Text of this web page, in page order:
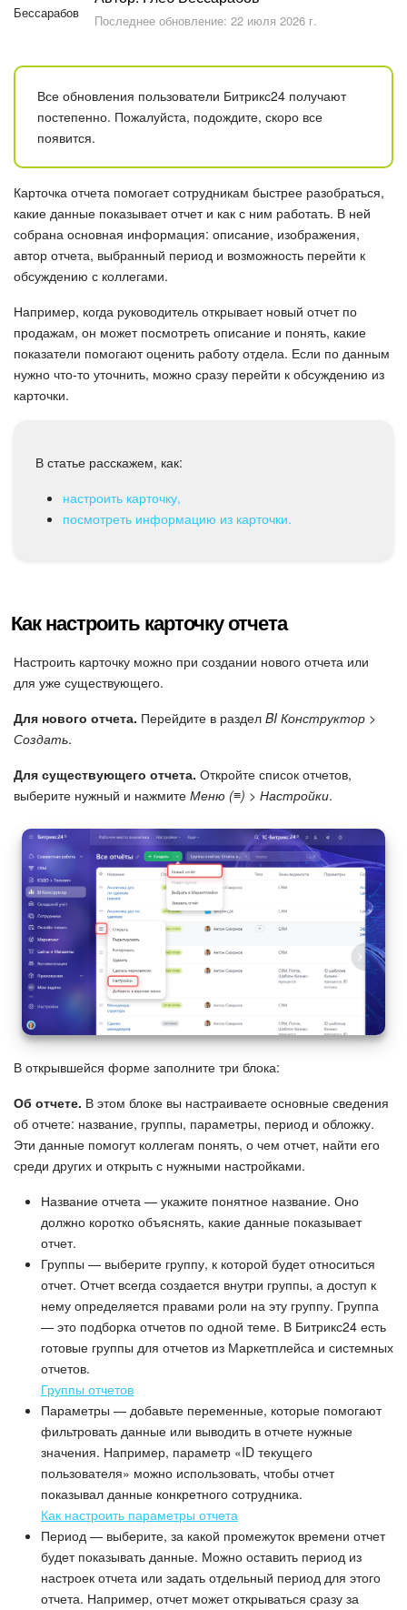
Безопасность в Битрикс24
С чего начать
AI в Битрикс24
Вайбкод
Лента Новостей
Задачи
Проекты AI
Мессенджер
База знаний
Складской учет
Почта
CRM
КЭДО
Подпись
Маркетинг
Центр продаж
Аналитика
BI Конструктор
Автоматизация
Интеграция 1С и Битрикс24
Сотрудники
Бизнес-процессы
Маркетплейс
Контакт-центр
Настройки
Виджет сотрудника
Телефония
Филиальная сеть
Приложение Битрикс24
Общие вопросы
Последнее обновление: 22 июля 2026 г.
Все обновления пользователи Битрикс24 получают
постепенно. Пожалуйста, подождите, скоро все
появится.
Карточка отчета помогает сотрудникам быстрее разобраться,
какие данные показывает отчет и как с ним работать. В ней
собрана основная информация: описание, изображения,
автор отчета, выбранный период и возможность перейти к
обсуждению с коллегами.
Например, когда руководитель открывает новый отчет по
продажам, он может посмотреть описание и понять, какие
показатели помогают оценить работу отдела. Если по данным
нужно что-то уточнить, можно сразу перейти к обсуждению из
карточки.
В статье расскажем, как:
настроить карточку,
посмотреть информацию из карточки.
Как настроить карточку отчета
Настроить карточку можно при создании нового отчета или
для уже существующего.
Для нового отчета. Перейдите в раздел BI Конструктор >
Создать.
Для существующего отчета. Откройте список отчетов,
выберите нужный и нажмите Меню (≡) > Настройки.
В открывшейся форме заполните три блока:
Об отчете. В этом блоке вы настраиваете основные сведения
об отчете: название, группы, параметры, период и обложку.
Эти данные помогут коллегам понять, о чем отчет, найти его
среди других и открыть с нужными настройками.
Название отчета — укажите понятное название. Оно
должно коротко объяснять, какие данные показывает
отчет.
Группы — выберите группу, к которой будет относиться
отчет. Отчет всегда создается внутри группы, а доступ к
нему определяется правами роли на эту группу. Группа
— это подборка отчетов по одной теме. В Битрикс24 есть
готовые группы для отчетов из Маркетплейса и системных
отчетов.
Группы отчетов
Параметры — добавьте переменные, которые помогают
фильтровать данные или выводить в отчете нужные
значения. Например, параметр «ID текущего
пользователя» можно использовать, чтобы отчет
показывал данные конкретного сотрудника.
Как настроить параметры отчета
Период — выберите, за какой промежуток времени отчет
будет показывать данные. Можно оставить период из
настроек отчета или задать отдельный период для этого
отчета. Например, отчет может открываться сразу за